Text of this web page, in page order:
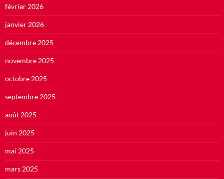
février 2026
janvier 2026
décembre 2025
novembre 2025
octobre 2025
septembre 2025
août 2025
juin 2025
mai 2025
mars 2025